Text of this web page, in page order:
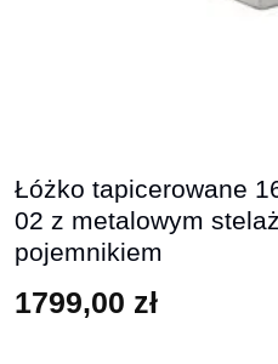
Łóżko tapicerowane
02 z metalowym
pojemnikiem
1799,00 zł